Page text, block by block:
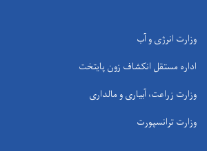
وزارت انرژی و آب
اداره مستقل انکشاف زون پایتخت
وزارت زراعت، آبیاری و مالداری
وزارت ترانسپورت